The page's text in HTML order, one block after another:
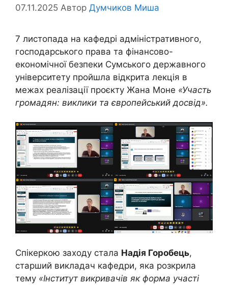
07.11.2025 Автор Думчиков Миша
7 листопада на кафедрі адміністративного,
господарського права та фінансово-
економічної безпеки Сумського державного
університету пройшла відкрита лекція в
межах реалізації проєкту Жана Моне «Участь
громадян: виклики та європейський досвід».
Спікеркою заходу стала Надія Горобець,
старший викладач кафедри, яка розкрила
тему «Інститут викривачів як форма участі